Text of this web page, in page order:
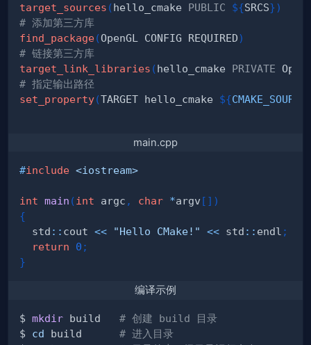
target_sources (hello_cmake PUBLIC ${SRCS})
# 添加第三方库
find_package(OpenGL CONFIG REQUIRED)
# 链接第三方库
target_link_libraries (hello_cmake PRIVATE
# 指定输出路径
set_property(TARGET hello_cmake ${
main.cpp
#include <iostream>
int main (int argc , char *argv [ ] )
{
  std
:: cout << "Hello CMake!" << std :: endl ;
return
0 ;
}
编译示例
$ mkdir build # 创建 build 目录
$ cd build # 进入目录